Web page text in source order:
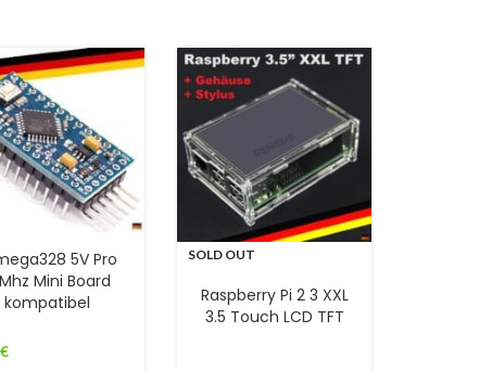
5V Pro
Mini Board
kompatibel
€
SOLD OUT
Raspberry Pi 2 3 XXL
3.5 Touch LCD TFT